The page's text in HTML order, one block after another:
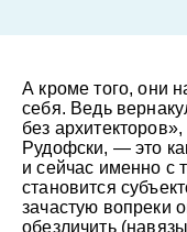
А кроме того, они
себя. Ведь
без
Рудофски, — это
и сейчас именно с
становится
зачастую вопреки
обезличить